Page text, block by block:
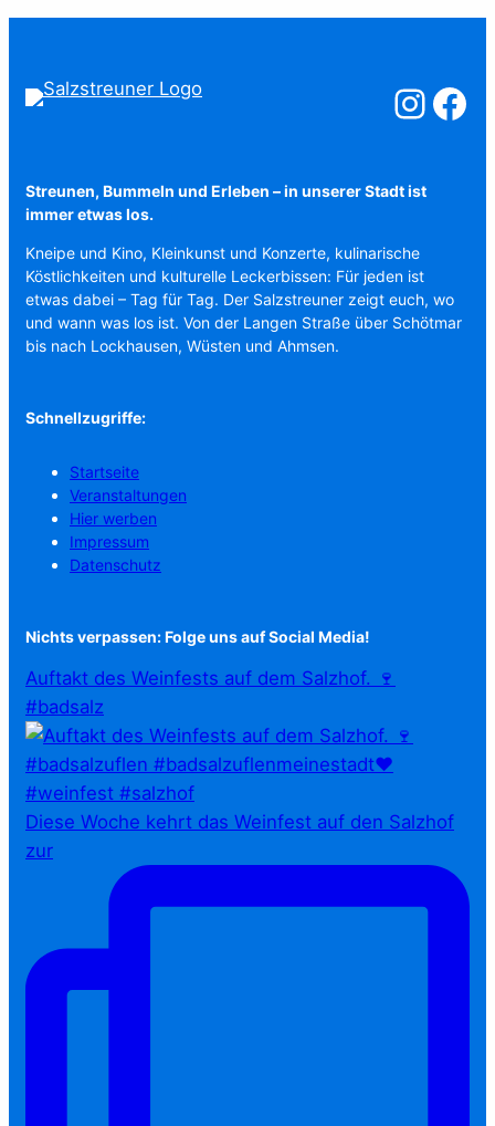
Salzstreuner
Streunen, Bummeln und Erleben – in unserer Stadt ist
immer etwas los.
Kneipe und Kino, Kleinkunst und Konzerte, kulinarische
Köstlichkeiten und kulturelle Leckerbissen: Für jeden ist
etwas dabei – Tag für Tag. Der Salzstreuner zeigt euch, wo
und wann was los ist. Von der Langen Straße über Schötmar
bis nach Lockhausen, Wüsten und Ahmsen.
Schnellzugriffe:
Startseite
Veranstaltungen
Hier werben
Impressum
Datenschutz
Nichts verpassen: Folge uns auf Social Media!
Auftakt des Weinfests auf dem Salzhof. 🍷
#badsalz
Diese Woche kehrt das Weinfest auf den Salzhof
zur